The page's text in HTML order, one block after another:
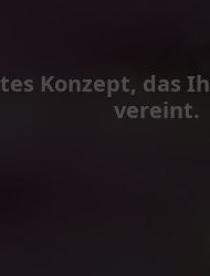
Konzept, das
vereint.